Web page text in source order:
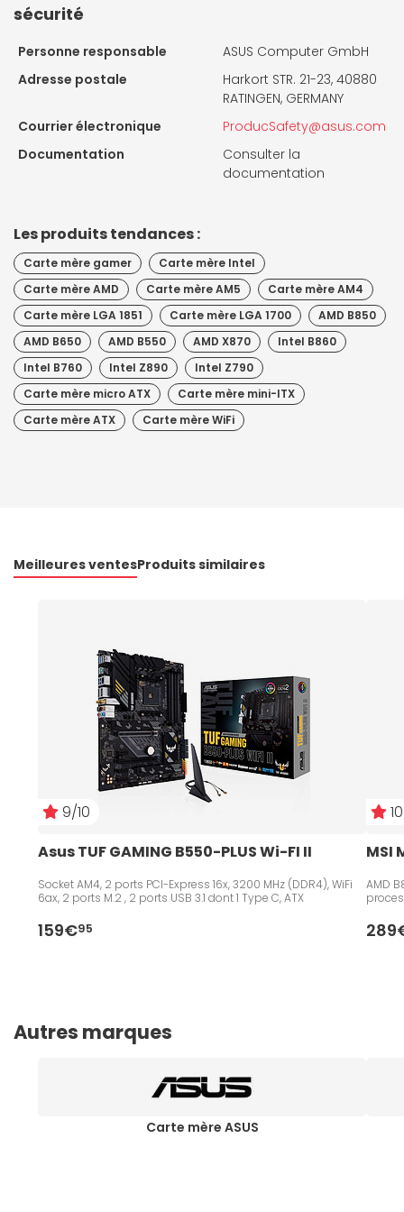
sécurité
Personne responsable
ASUS Computer GmbH
Adresse postale
Harkort STR. 21-23, 40880
RATINGEN, GERMANY
Courrier électronique
ProducSafety@asus.com
Documentation
Consulter la
documentation
Les produits tendances :
Carte mère gamer
Carte mère Intel
Carte mère AMD
Carte mère AM5
Carte mère AM4
Carte mère LGA 1851
Carte mère LGA 1700
AMD B850
AMD B650
AMD B550 AMD X870
Intel B860
Intel B760
Intel Z890
Intel Z790
Carte mère micro ATX
Carte mère mini-ITX
Carte mère ATX
Carte mère WiFi
Meilleures ventesProduits similaires
9/10
Asus TUF GAMING B550-PLUS Wi-FI II
Socket AM4, 2 ports PCI-Express 16x, 3200 MHz (DDR4), WiFi
6ax, 2 ports M.2 , 2 ports USB 3.1 dont 1 Type C, ATX
159€95
MSI
AMD
Autres marques
Carte mère ASUS